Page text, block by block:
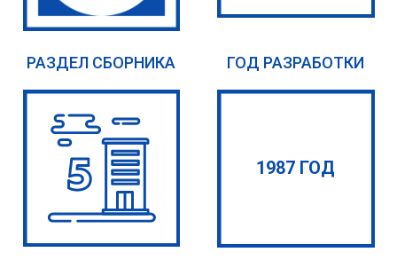
РАЗДЕЛ СБОРНИКА ГОД РАЗРАБОТКИ
1987 ГОД